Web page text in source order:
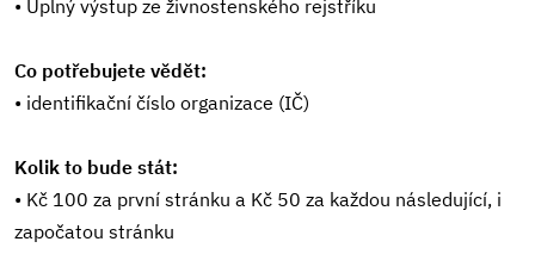
• Úplný výstup ze živnostenského rejstříku
Co potřebujete vědět:
• identifikační číslo organizace (IČ)
Kolik to bude stát:
• Kč 100 za první stránku a Kč 50 za každou následující, i
započatou stránku